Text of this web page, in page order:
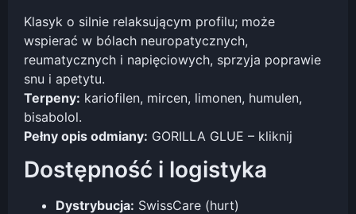
Klasyk o silnie relaksującym profilu; może
wspierać w bólach neuropatycznych,
reumatycznych i napięciowych, sprzyja poprawie
snu i apetytu.
Terpeny: kariofilen, mircen, limonen, humulen,
bisabolol.
Pełny opis odmiany: GORILLA GLUE – kliknij
Dostępność i logistyka
Dystrybucja: SwissCare (hurt)